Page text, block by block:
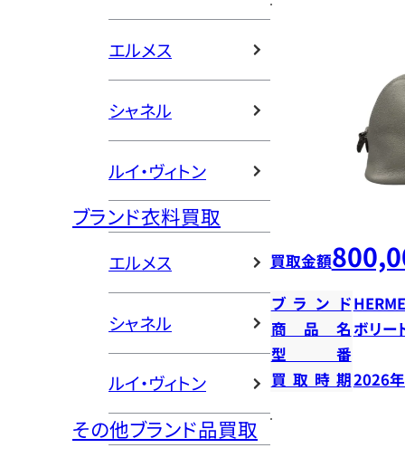
エルメス
シャネル
ルイ・ヴィトン
ブランド衣料買取
エルメス
シャネル
ルイ・ヴィトン
その他ブランド品買取
買取金額
ブランド
商品名ボリー
型番
買取時期2026